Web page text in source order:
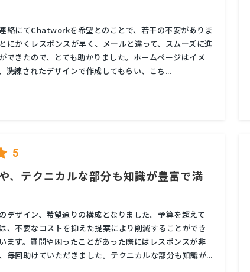
絡にてChatworkを希望とのことで、若干の不安がありま
にかくレスポンスが早く、メールと違って、スムーズに進
できたので、とても助かりました。ホームページはイメ
洗練されたデザインで作成してもらい、こち...
5
、テクニカルな部分も知識が豊富で満
デザイン、希望通りの構成となりました。予算を超えて
、不要なコストを抑えた提案により削減することができ
ます。質問や困ったことがあった際にはレスポンスが非
毎回助けていただきました。テクニカルな部分も知識が...